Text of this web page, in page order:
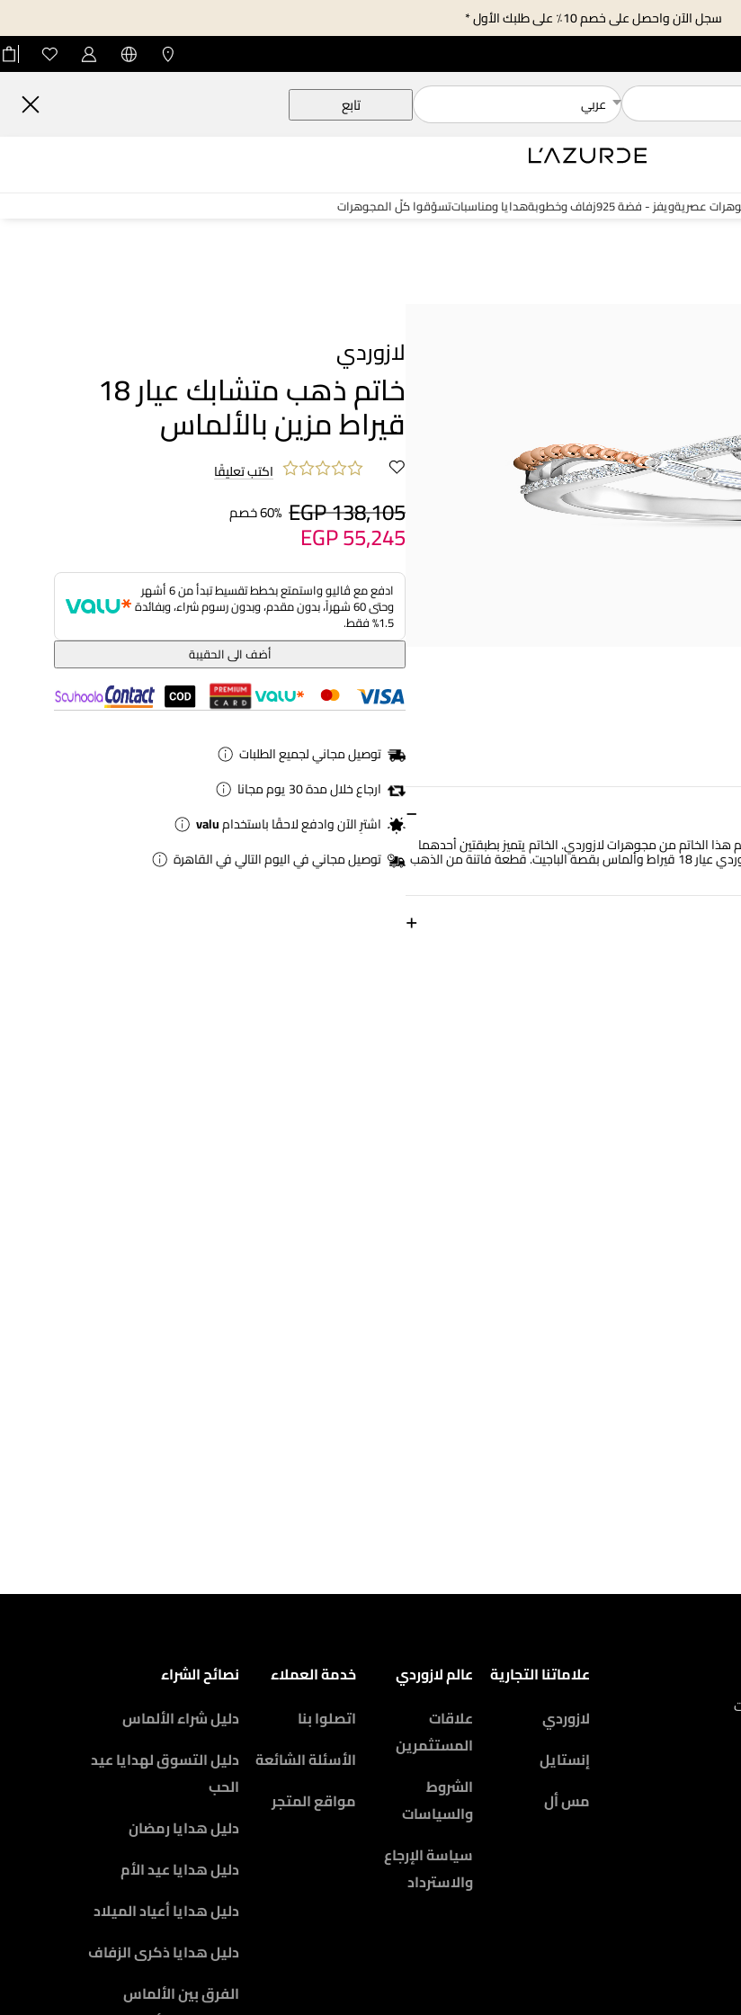
سجل الآن واحصل على خصم 10٪ على طلبك الأول *
عربي تابع
عصريةويفز - فضة 925 زفاف وخطوبةهدايا ومناسباتتسوّقوا كلّ المجوهرات
−
هذا الخاتم من مجوهرات لازوردي. الخاتم يتميز بطبقتين أحدهما
مرصعة بنخبة من الألماس تزن 0.23 قيراط والأخرى تتزين بخرزات رقيقة من الذهب الوردي عيار 18 قيراط وألماس بقصة الباجيت. قطعة فاتنة من الذهب
+
لازوردي
خاتم ذهب متشابك عيار 18
قيراط مزين بالألماس
اكتب تعليقًا
EGP 138,105 60% خصم
EGP 55,245
ادفع مع ڤاليو واستمتع بخطط تقسيط تبدأ من 6 أشهر
وحتى 60 شهراً، بدون مقدم، وبدون رسوم شراء، وبفائدة
1.5% فقط.
أضف الى الحقيبة
توصيل مجاني لجميع الطلبات
ارجاع خلال مدة 30 يوم مجانا
اشترِ الآن وادفع لاحقًا باستخدامvalu
توصيل مجاني في اليوم التالي في القاهرة
علاماتنا التجارية
لازوردي
إنستايل
مس أل
عالم لازوردي
علاقات
المستثمرين
الشروط
والسياسات
سياسة الإرجاع
والاسترداد
خدمة العملاء
اتصلوا بنا
الأسئلة الشائعة
مواقع المتجر
نصائح الشراء
دليل شراء الألماس
دليل التسوق لهدايا عيد
الحب
دليل هدايا رمضان
دليل هدايا عيد الأم
دليل هدايا أعياد الميلاد
دليل هدايا ذكرى الزفاف
الفرق بين الألماس